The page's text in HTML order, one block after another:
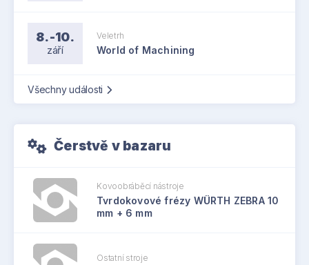
8.-10.
září
Veletrh
World of Machining
Všechny události
Čerstvě v bazaru
Kovoobráběcí nástroje
Tvrdokovové frézy WÜRTH ZEBRA 10
mm + 6 mm
Ostatní stroje